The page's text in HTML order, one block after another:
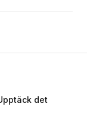
det